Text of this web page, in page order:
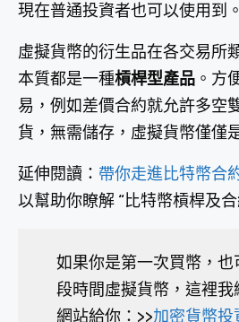
現在普通投資者也可以使用到。
虛擬貨幣的衍生品在各交易所
本質都是一種槓桿型產品 。方
易，例如差價合約就允許多空
貨，無需儲存，虛擬貨幣僅僅
延伸閱讀： 帶你走進比特幣合
以幫助你瞭解 “比特幣槓桿及合
如果你是第一次買幣，也
段時間虛擬貨幣，這裡我
網站給你：>>加密貨幣投